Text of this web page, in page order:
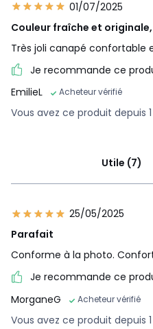
01/07/2025
Couleur fraîche et
Très joli canapé confortable
Je recommande ce
EmilieL
Acheteur vérifié
Vous avez ce produit depuis
Utile (7)
25/05/2025
Parafait
Conforme à la photo.
Je recommande ce
MorganeG
Acheteur vérifié
Vous avez ce produit depuis